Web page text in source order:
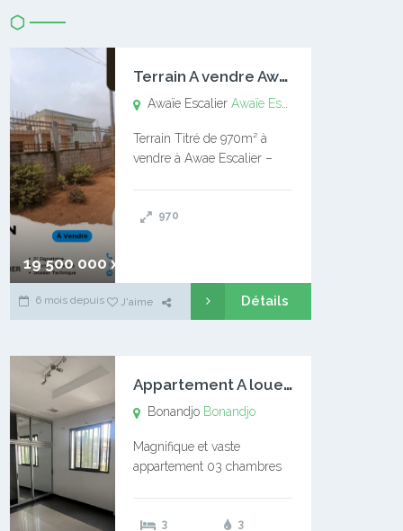
19 500 000 xaf
T
errain A vendre Awaïe Escalier
Awaïe EscalierAwaïe Escalier
Terrain Titré de 970m² à
vendre à Awae Escalier –
l’Université Catholique –
970
6 mois depuis J'aime Détails
A
ppartement A louer Bonandjo
Bonandjo Bonandjo
Magnifique et vaste
appartement 03 chambres
douches 01 vaste salon 01
3
3